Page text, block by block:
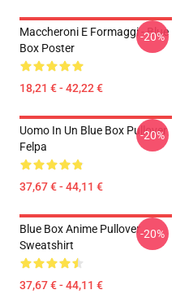
Maccheroni E Formaggi - Blue
Box Poster
18,21 € - 42,22 €
-20%
Uomo In Un Blue Box Pullover
Felpa
37,67 € - 44,11 €
-20%
Blue Box Anime Pullover
Sweatshirt
37,67 € - 44,11 €
-20%